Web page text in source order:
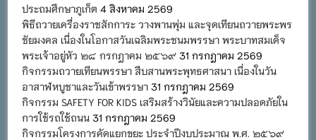
ประถมศึกษาภูเก็ต 4 สิงหาคม 2569
พิธีถวายเครื่องราชสักการะ วางพานพุ่ม และจุดเทียนถวายพระพร
ชัยมงคล เนื่องในโอกาสวันเฉลิมพระชนมพรรษา พระบาทสมเด็จ
พระเจ้าอยู่หัว ๒๘ กรกฎาคม ๒๕๖๙ 31 กรกฎาคม 2569
กิจกรรมถวายเทียนพรรษา สืบสานพระพุทธศาสนา เนื่องในวัน
อาสาฬหบูชาและวันเข้าพรรษา 31 กรกฎาคม 2569
กิจกรรม SAFETY FOR KIDS เสริมสร้างวินัยและความปลอดภัยใน
การใช้รถใช้ถนน 31 กรกฎาคม 2569
กิจกรรมโครงการคัดแยกขยะ ประจำปีงบประมาณ พ.ศ. ๒๕๖๙